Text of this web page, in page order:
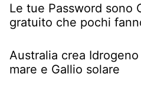
Le tue Password sono
gratuito che pochi
Australia crea
mare e Gallio solare